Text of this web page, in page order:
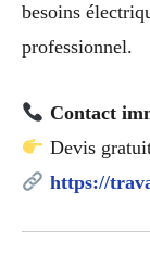
besoins
professionnel.
Contact
Devis
https://